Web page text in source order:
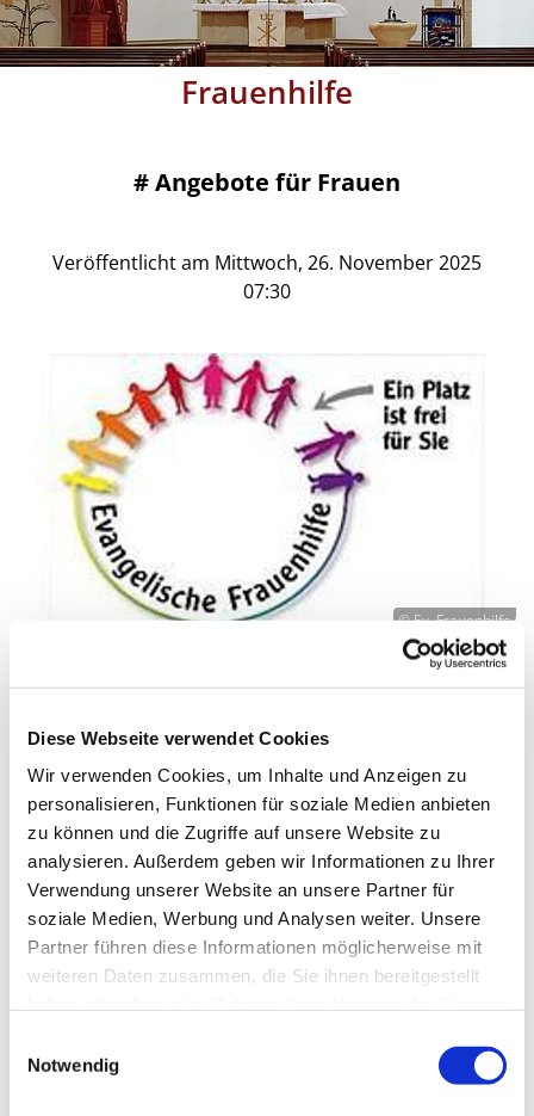
Diese Webseite verwendet Cookies
Wir verwenden Cookies, um Inhalte und Anzeigen zu
personalisieren, Funktionen für soziale Medien anbieten
zu können und die Zugriffe auf unsere Website zu
analysieren. Außerdem geben wir Informationen zu Ihrer
Verwendung unserer Website an unsere Partner für
soziale Medien, Werbung und Analysen weiter. Unsere
Partner führen diese Informationen möglicherweise mit
weiteren Daten zusammen, die Sie ihnen bereitgestellt
Notwendig
Frauenhilfe
#Angebote für Frauen
Veröffentlicht am Mittwoch, 26. November 2025
07:30
© Ev. Frauenhilfe
Frauenhilfe
Jeder ist dazu eingeladen, einen Nachmittag in
fröhlicher Runde zu erleben. Wie heißt es so
schön: Genieße alles, was das Leben auch in einer
Gemeinde zu bieten hat.
Die Frauenhilfe bietet bei einer Tasse Kaffee und
einem Stück Kuchen auch Themennachmittage wie
zum Beispiel „Wie sah Eilpe vor 50 Jahren aus“ ,
„Wie sieht Seelsorge auf den Kreuzfahrtschiffen
aus“ und vieles mehr.
einen schönen Nachmittag. Auch ein Grillfest
gehörte zu den Aktivitäten, wie auch gemeinsames